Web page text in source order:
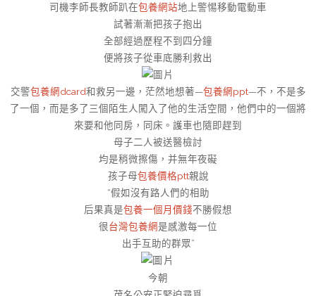
司機李師長教師趴在包養網站地上警惕移動電動車
試著漸漸把孩子抱出
全部經過歷程不到四分鐘
便將孩子從車底勝利救出
交警包養網dcard和救另一邊，茫然地想著—包養網ppt—不，不是多
了一個，而是多了三個陌生人闖入了他的生活空間，他們中的一個將
來要和他同房，同床。護車也隨即趕到
母子二人被送醫檢討
均是稍微擦傷，并無年夜礙
孩子母包養價格ptt親說
“假如沒有路人們的相助
后果真是包養一個月價錢不勝假想
很台灣包養網是感激每一位
出手互助的群眾”
今朝